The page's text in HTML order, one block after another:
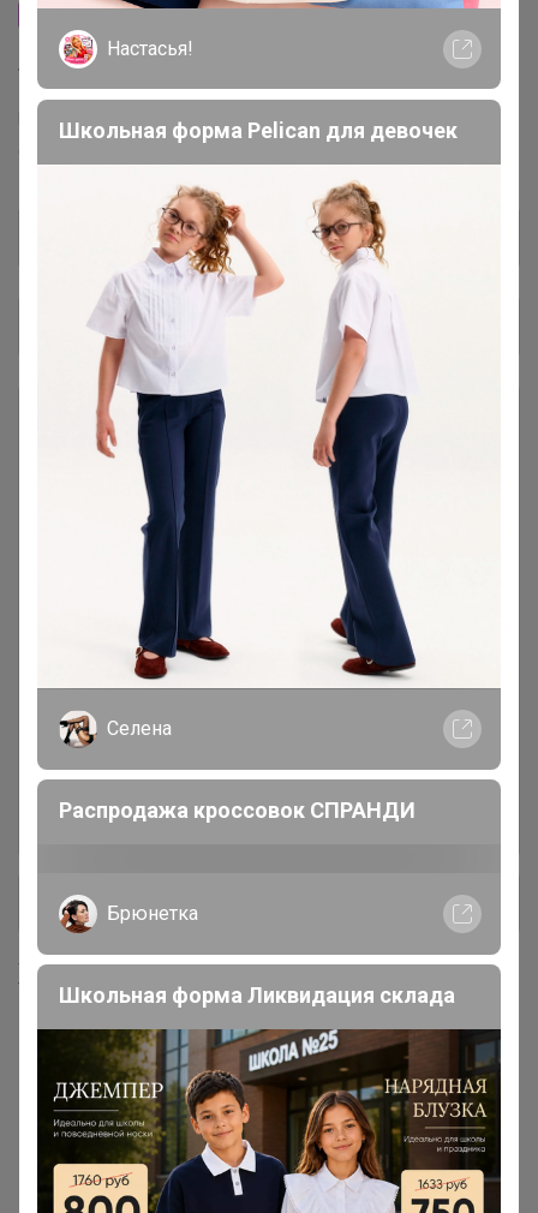
Общий каталог
*** КОФЕ В ЗЕРНАХ ***
### Личная передача ###
Консервация
Лапша, макароны, фунчоза
Масло кокосовое, оливковое,
кунжутное, фритюрное
Мука панировочная, сухари,
Сайт закупки
Торговые марки
Puratos™ Италика™ Чудское озеро™
Хиты продаж
Настасья!
Школьная форма Pelican для девочек
Селена
Распродажа кроссовок СПРАНДИ
Брюнетка
Школьная форма Ликвидация склада